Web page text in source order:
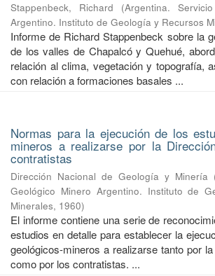
Stappenbeck, Richard (Argentina.
Argentino. Instituto de Geología y Recursos
Informe de Richard Stappenbeck sobre la
de los valles de Chapalcó y Quehué,
relación al clima, vegetación y topografía,
con relación a formaciones basales ...
Normas para la ejecución de los
mineros a realizarse por la
contratistas
Dirección Nacional de Geología y Minería
Geológico Minero Argentino. Instituto de
Minerales, 1960)
El informe contiene una serie de
estudios en detalle para establecer la
geológicos-mineros a realizarse tanto por
como por los contratistas. ...